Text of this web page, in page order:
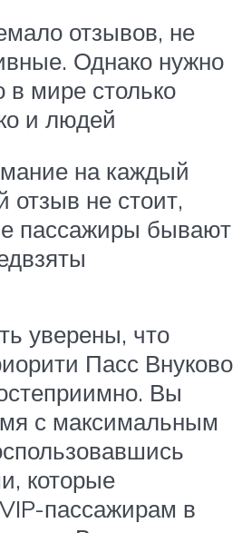
отзывов, не
Однако нужно
в мире столько
и людей
на каждый
отзыв не стоит,
пассажиры бывают
уверены, что
Пасс Внуково
Вы
с максимальным
которые
пассажирам в